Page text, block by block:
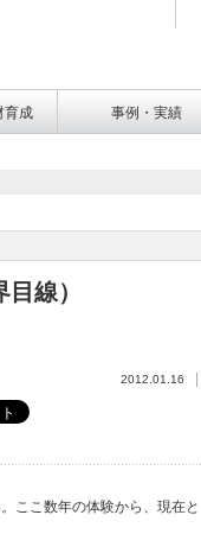
育成 事例・実績
線）
2012.01.16
ここ数年の体験から、現在と